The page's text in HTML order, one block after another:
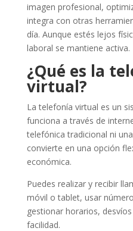
imagen profesional,
integra con otras
día. Aunque estés lejos
laboral se mantiene activa.
¿Qué es la
virtual?
La telefonía virtual es un
funciona a través de
telefónica tradicional ni
convierte en una opción
económica.
Puedes realizar y recibir
móvil o tablet, usar
gestionar horarios,
facilidad.